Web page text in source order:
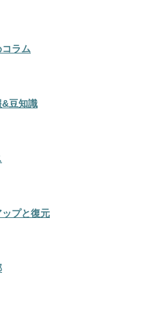
ラム
&豆知識
プと復元